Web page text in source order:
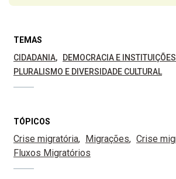
TEMAS
CIDADANIA
DEMOCRACIA E
PLURALISMO E DIVERSIDADE CULTURAL
TÓPICOS
Crise migratória Migrações
Crise
Fluxos Migratórios